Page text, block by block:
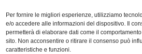
Per fornire le migliori esperienze, utilizziamo
e/o accedere alle informazioni del dispositivo. Il
permetterà di elaborare dati come il
sito. Non acconsentire o ritirare il consenso può
caratteristiche e funzioni.